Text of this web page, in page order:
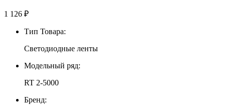
1 126 ₽
Тип Товара:
Светодиодные ленты
Модельный ряд:
RT 2-5000
Бренд: